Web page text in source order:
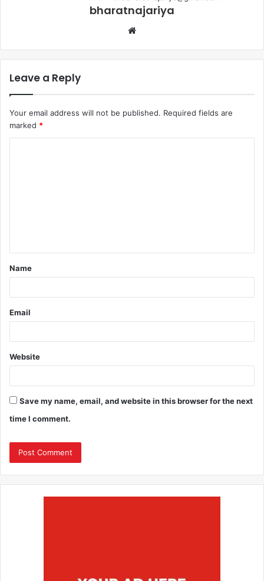
bharatnajariya
Leave a Reply
Your email address will not be published. Required fields are
marked *
Name
Email
Website
Save my name, email, and website in this browser for the next
time I comment.